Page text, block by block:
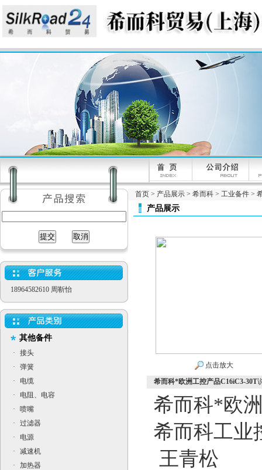
18964582610 周靳怡
其他备件
·
接头
·
弹簧
·
电缆
·
电阻、电容
·
喷嘴
·
过滤器
·
电源
·
减速机
·
加热器
首页 > 产品展示 > 希而科 > 工业备件 >
产品展示
点击放大
希而科*欧洲工控产品C16iC3-30T
希而科*欧
希而科工
王青松